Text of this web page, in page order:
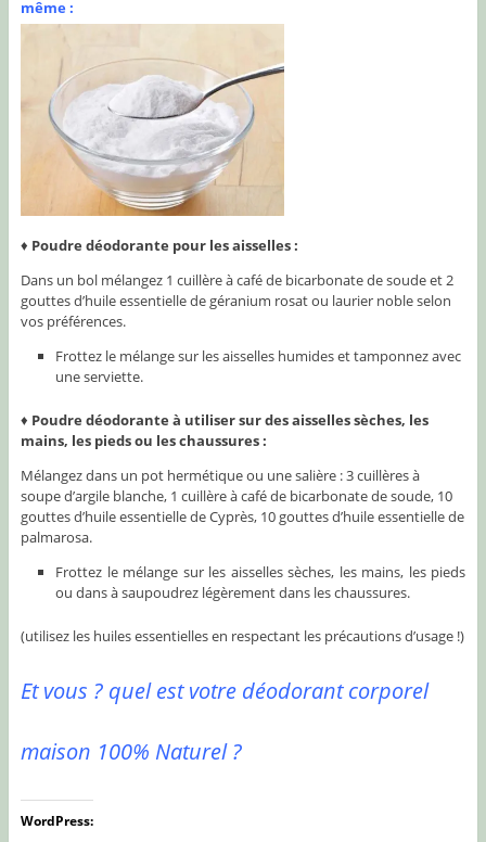
même :
♦ Poudre déodorante pour les aisselles :
Dans un bol mélangez 1 cuillère à café de bicarbonate de soude et 2
gouttes d’huile essentielle de géranium rosat ou laurier noble selon
vos préférences.
Frottez le mélange sur les aisselles humides et tamponnez avec
une serviette.
♦ Poudre déodorante à utiliser sur des aisselles sèches, les
mains, les pieds ou les chaussures :
Mélangez dans un pot hermétique ou une salière : 3 cuillères à
soupe d’argile blanche, 1 cuillère à café de bicarbonate de soude, 10
gouttes d’huile essentielle de Cyprès, 10 gouttes d’huile essentielle de
palmarosa.
Frottez le mélange sur les aisselles sèches, les mains, les pieds
ou dans à saupoudrez légèrement dans les chaussures.
(utilisez les huiles essentielles en respectant les précautions d’usage !)
Et vous ? quel est votre déodorant corporel
maison 100% Naturel ?
WordPress: